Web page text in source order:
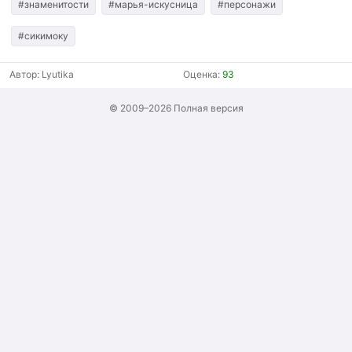
#знаменитости #марья-искусница #персонажи
#сикимоку
Автор: Lyutika Оценка: 93
© 2009–2026 Полная версия